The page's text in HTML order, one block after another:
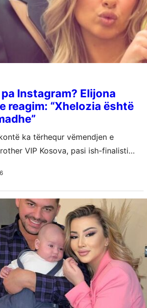
Instagram? Elijona
reagim: “Xhelozia është
ka tërhequr vëmendjen e
VIP Kosova, pasi ish-finalisti